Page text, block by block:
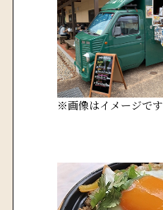
※画像はイメージです